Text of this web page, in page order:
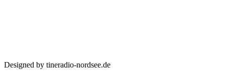
Designed by tineradio-nordsee.de